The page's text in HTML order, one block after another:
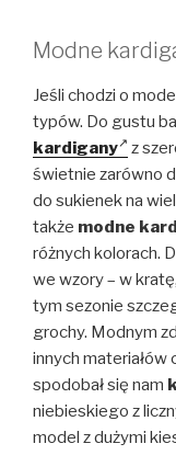
Modne
Jeśli chodzi o
typów. Do gustu
kardigany
z
świetnie zarówno
do sukienek na
także modne
różnych kolorach.
we wzory – w
tym sezonie
grochy. Modnym
innych materiałów
spodobał się nam
niebieskiego z
model z dużymi